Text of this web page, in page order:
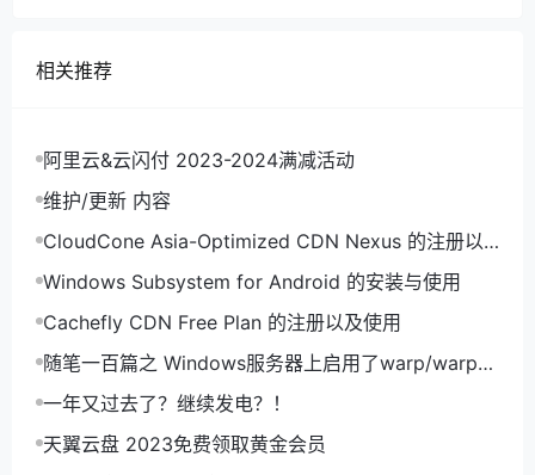
相关推荐
阿里云&云闪付 2023-2024满减活动
维护/更新 内容
CloudCone Asia-Optimized CDN Nexus 的注册以
及使用
Windows Subsystem for Android 的安装与使用
Cachefly CDN Free Plan 的注册以及使用
随笔一百篇之 Windows服务器上启用了warp/warp+
导致外部网络无法通过RDP远程连接
一年又过去了？继续发电？！
天翼云盘 2023免费领取黄金会员